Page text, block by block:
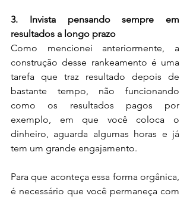
3. Invista pensando sempre em
resultados a longo prazo
Como mencionei anteriormente, a
construção desse rankeamento é uma
tarefa que traz resultado depois de
bastante tempo, não funcionando
como os resultados pagos por
exemplo, em que você coloca o
dinheiro, aguarda algumas horas e já
tem um grande engajamento.
Para que aconteça essa forma orgânica,
é necessário que você permaneça com